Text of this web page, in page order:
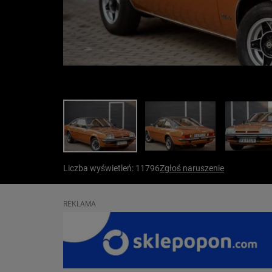
Liczba wyświetleń: 11796Zgłoś naruszenie
REKLAMA